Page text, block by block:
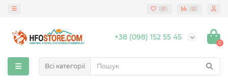
0 0
+38 (098) 152 55 45
0
Всі категорії